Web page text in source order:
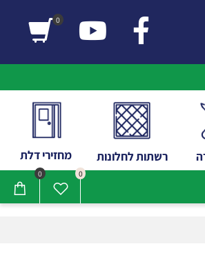
0
רשתות לחלונות מחזירי דלת
0 0